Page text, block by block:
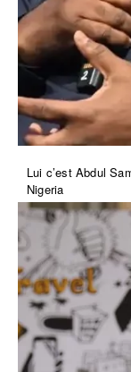
Lui c’est Abdul
Nigeria